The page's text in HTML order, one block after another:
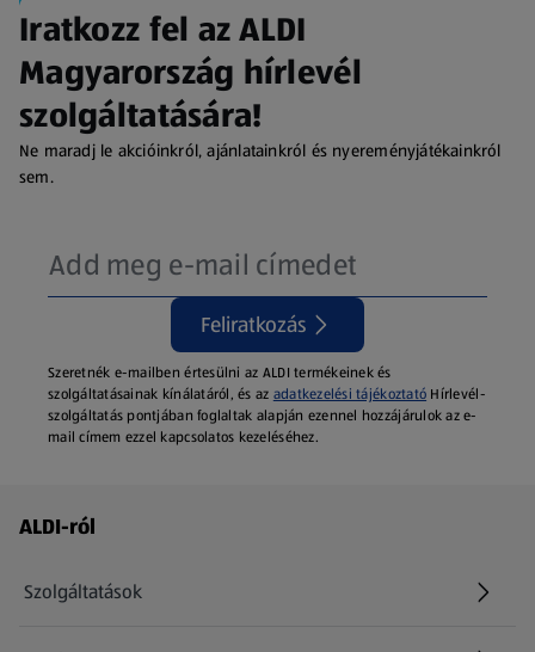
Iratkozz fel az ALDI
Magyarország hírlevél
szolgáltatására!
Ne maradj le akcióinkról, ajánlatainkról és nyereményjátékainkról
sem.
Feliratkozás
Szeretnék e-mailben értesülni az ALDI termékeinek és
szolgáltatásainak kínálatáról, és az adatkezelési tájékoztató Hírlevél-
szolgáltatás pontjában foglaltak alapján ezennel hozzájárulok az e-
mail címem ezzel kapcsolatos kezeléséhez.
Láblécmenü - további linkek
ALDI-ról
Szolgáltatások